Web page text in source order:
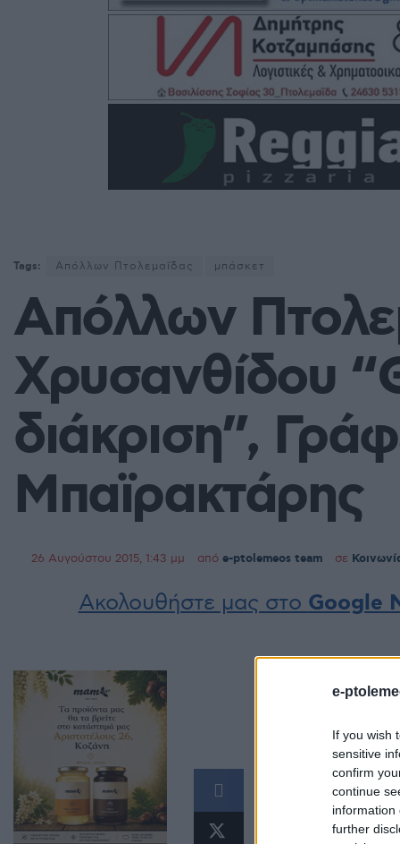
e-
If you wish
sensitive
confirm
continue
information
further
Tags: Απόλλων Πτολεμαΐδας μπάσκετ
Απόλλων
Χρυσανθίδου
διάκριση”,
Μπαϊρακτάρης
26 Αυγούστου 2015, 1:43 μμ από e-ptolemeos team σε
Ακολουθήστε μας στο Google